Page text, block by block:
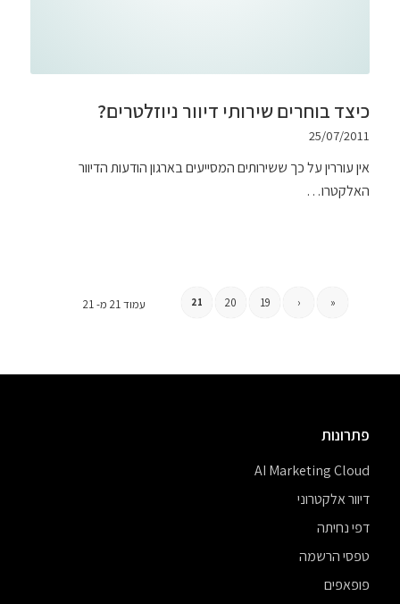
כיצד בוחרים שירותי דיוור ניוזלטרים?
25/07/2011
אין עוררין על כך ששירותים המסייעים בארגון הודעות הדיוור
האלקטרו…
עמוד 21 מ- 21 «
‹
19
20
21
פתרונות
AI Marketing Cloud
דיוור אלקטרוני
דפי נחיתה
טפסי הרשמה
פופאפים